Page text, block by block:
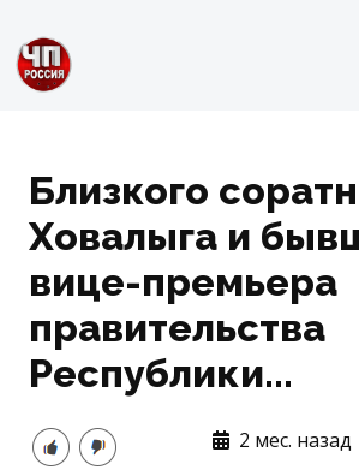
Близкого
Ховалыга и
вице-премьера
правительства
Республики...
2 мес. назад